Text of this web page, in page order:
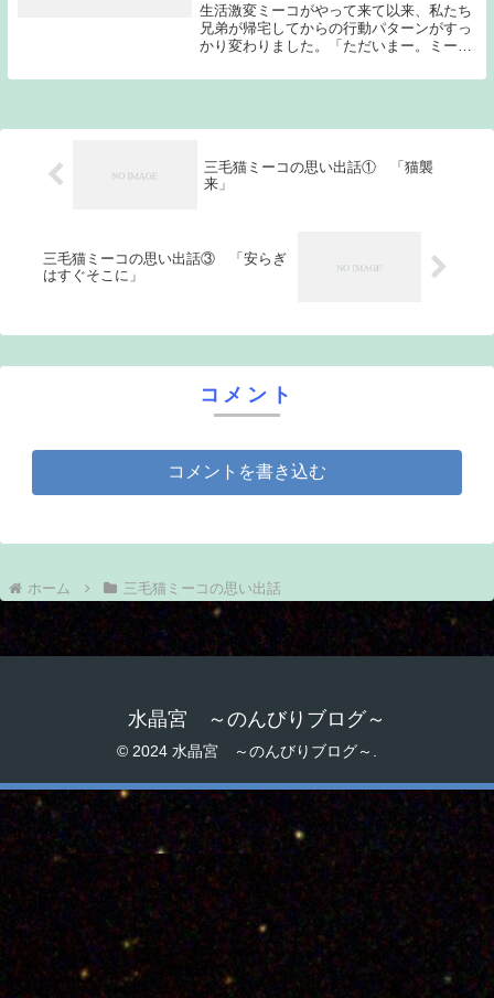
生活激変ミーコがやって来て以来、私たち
兄弟が帰宅してからの行動パターンがすっ
かり変わりました。「ただいまー。ミーコ
すね。当のミーコはといえば当然ながら自
三毛猫ミーコの思い出話① 「猫襲
来」
三毛猫ミーコの思い出話③ 「安らぎ
はすぐそこに」
コメント
コメントを書き込む
ホーム 三毛猫ミーコの思い出話
水晶宮 ～のんびりブログ～
© 2024 水晶宮 ～のんびりブログ～.